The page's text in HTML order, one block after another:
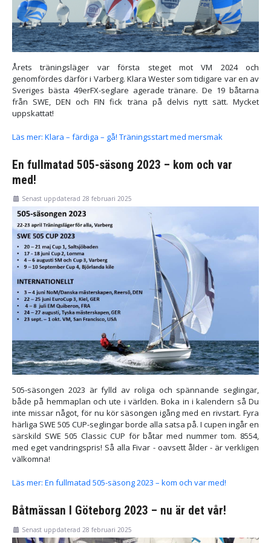
Årets träningsläger var första steget mot VM 2024 och
genomfördes därför i Varberg. Klara Wester som tidigare var en av
Sveriges bästa 49erFX-seglare agerade tränare. De 19 båtarna
från SWE, DEN och FIN fick träna på delvis nytt sätt. Mycket
uppskattat!
Läs mer: Klara – färdiga – gå! Träningsstart med mersmak
En fullmatad 505-säsong 2023 – kom och var
med!
Senast uppdaterad 28 februari 2025
505-säsongen 2023 är fylld av roliga och spännande seglingar,
både på hemmaplan och ute i världen. Boka in i kalendern så Du
inte missar något, för nu kör säsongen igång med en rivstart. Fyra
härliga SWE 505 CUP-seglingar borde alla satsa på. I cupen ingår en
särskild SWE 505 Classic CUP för båtar med nummer tom. 8554,
med eget vandringspris! Så alla Fivar - oavsett ålder - är verkligen
välkomna!
Läs mer: En fullmatad 505-säsong 2023 – kom och var med!
Båtmässan I Göteborg 2023 – nu är det vår!
Senast uppdaterad 28 februari 2025